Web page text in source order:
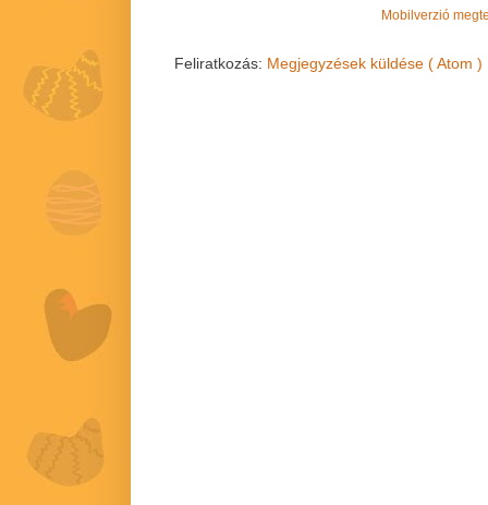
Mobilverzió
Feliratkozás: Megjegyzések küldése ( Atom )